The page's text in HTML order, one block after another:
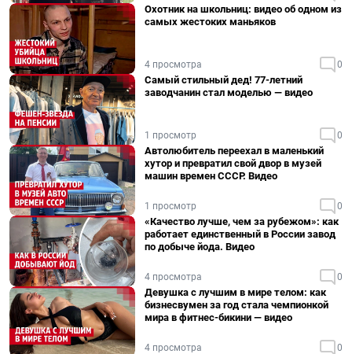
Охотник на школьниц: видео об одном из
самых жестоких маньяков
4 просмотра 0
Самый стильный дед! 77-летний
заводчанин стал моделью — видео
1 просмотр 0
Автолюбитель переехал в маленький
хутор и превратил свой двор в музей
машин времен СССР. Видео
1 просмотр 0
«Качество лучше, чем за рубежом»: как
работает единственный в России завод
по добыче йода. Видео
4 просмотра 0
Девушка с лучшим в мире телом: как
бизнесвумен за год стала чемпионкой
мира в фитнес-бикини — видео
4 просмотра 0